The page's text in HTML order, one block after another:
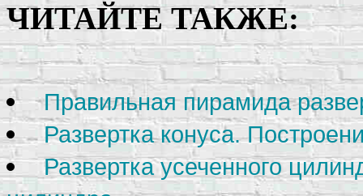
ЧИТАЙТЕ ТАКЖЕ:
Правильная пирамида
Развертка конуса.
Развертка усеченного